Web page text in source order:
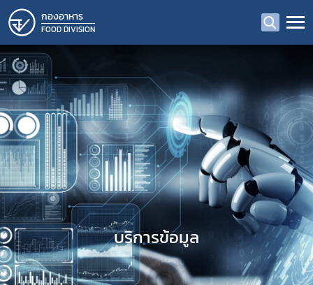
กองอาหาร
FOOD DIVISION
บริการข้อมูล